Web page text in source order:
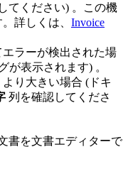
てください) 。この機
詳しくは、 Invoice
ラーが検出された場
が表示されます) 。
り大きい場合 (ドキ
列を確認してくださ
書を文書エディターで